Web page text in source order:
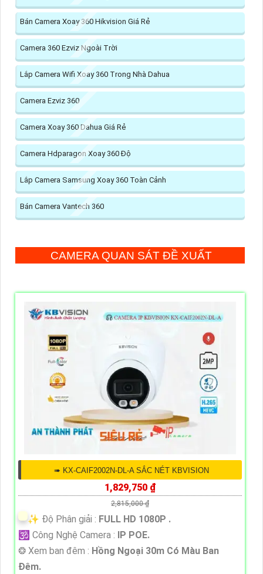
Bán Camera Xoay 360 Hikvision Giá Rẻ
Camera 360 Ezviz Ngoài Trời
Lắp Camera Wifi Xoay 360 Trong Nhà Dahua
Camera Ezviz 360
Camera Xoay 360 Dahua Giá Rẻ
Camera Hdparagon Xoay 360 Độ
Lắp Camera Samsung Xoay 360 Toàn Cảnh
Bán Camera Vantech 360
CAMERA QUAN SÁT ĐỀ XUẤT
➠ KX-CAIF2002N-DL-A SẮC NÉT KBVISION
1,829,750 ₫
2,815,000 ₫
✨ Độ Phân giải : FULL HD 1080P .
🕉️ Công Nghệ Camera : IP POE.
❂ Xem ban đêm : Hồng Ngoại 30m Có Màu Ban
Đêm.